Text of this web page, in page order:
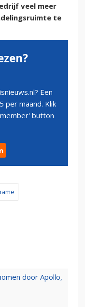
veel meer
te
Een
per maand. Klik
button
door Apollo,